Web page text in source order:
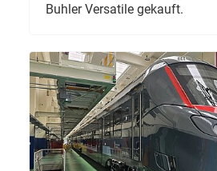
Buhler Versatile gekauft.